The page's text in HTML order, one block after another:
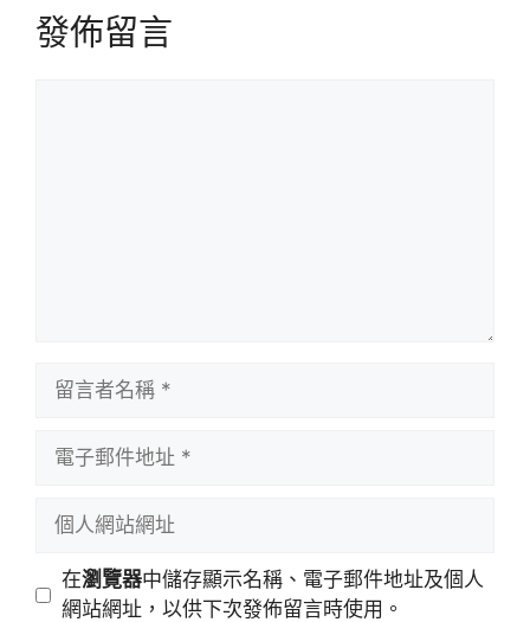
發佈留言
址
站
在瀏覽器中儲存顯示名稱、電子郵件地址及個人
網站網址，以供下次發佈留言時使用。